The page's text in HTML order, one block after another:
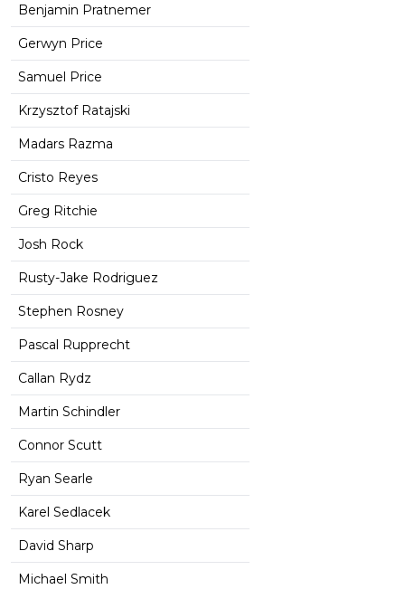
Benjamin Pratnemer
Gerwyn Price
Samuel Price
Krzysztof Ratajski
Madars Razma
Cristo Reyes
Greg Ritchie
Josh Rock
Rusty-Jake Rodriguez
Stephen Rosney
Pascal Rupprecht
Callan Rydz
Martin Schindler
Connor Scutt
Ryan Searle
Karel Sedlacek
David Sharp
Michael Smith